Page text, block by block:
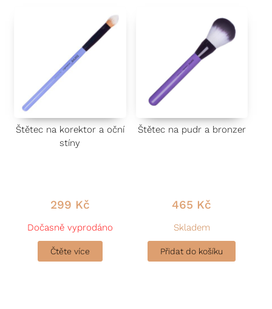
Štětec na korektor a oční
stíny
299 Kč
Dočasně vyprodáno
Čtěte více
Štětec na pudr a bronzer
465 Kč
Skladem
Přidat do košíku